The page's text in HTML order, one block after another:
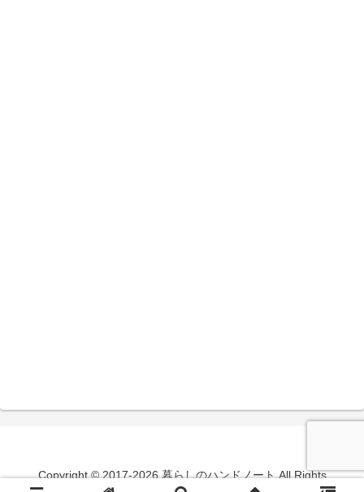
Copyright © 2017-2026 暮らしのハンドノート All Rights